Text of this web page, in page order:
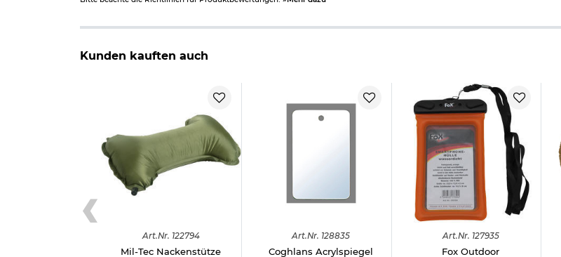
Kunden kauften auch
Art.Nr. 122794
Mil-Tec Nackenstütze
Art.Nr. 128835
Coghlans Acrylspiegel
Art.Nr. 127935
Fox Outdoor